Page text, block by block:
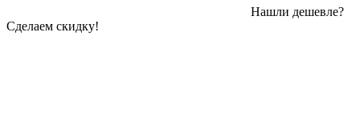
Нашли дешевле?
Сделаем скидку!